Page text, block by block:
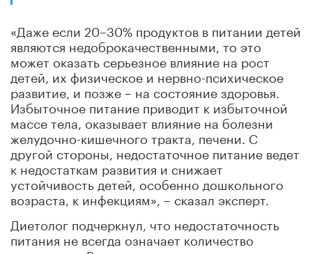
«Даже если 20–30% продуктов в питании детей
являются недоброкачественными, то это
может оказать серьезное влияние на рост
детей, их физическое и нервно-психическое
развитие, и позже – на состояние здоровья.
Избыточное питание приводит к избыточной
массе тела, оказывает влияние на болезни
желудочно-кишечного тракта, печени. С
другой стороны, недостаточное питание ведет
к недостаткам развития и снижает
устойчивость детей, особенно дошкольного
возраста, к инфекциям», – сказал эксперт.
Диетолог подчеркнул, что недостаточность
питания не всегда означает количество